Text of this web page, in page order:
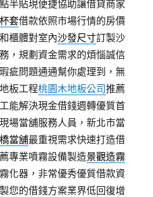
半貼現便捷協助讓借貸商家
套借款依照市場行情的房價
櫃體對室內沙發尺寸訂製沙
，規劃資金需求的煩惱誠信
疵問題通通幫你處理到，無
板工程桃園木地板公司推薦
能解決現金借錢週轉優質首
場當舖服務人員，新北市當
當舖最重視需求快速打造借
專業噴霧設備製造景觀造霧
化器，非常優秀優質借款資
您的借錢方案業界低回復增